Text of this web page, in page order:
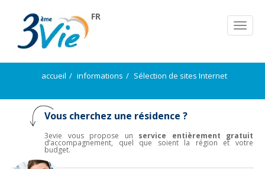
FR
accueil informations Sélection de sites Internet
Vous cherchez une résidence ?
3evie vous propose un service entièrement gratuit
d’accompagnement, quel que soient la région et votre
budget.